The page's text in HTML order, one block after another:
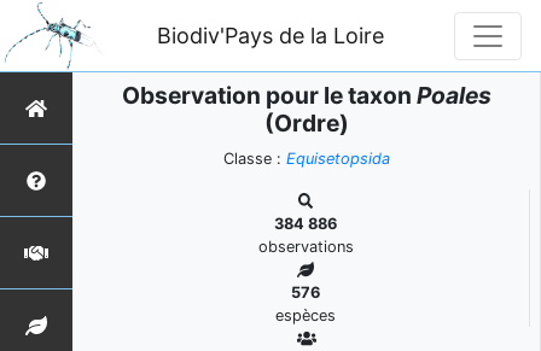
Biodiv'Pays de la Loire
Observation pour le taxon Poales
(Ordre)
Classe : Equisetopsida
384 886
observations
576
espèces